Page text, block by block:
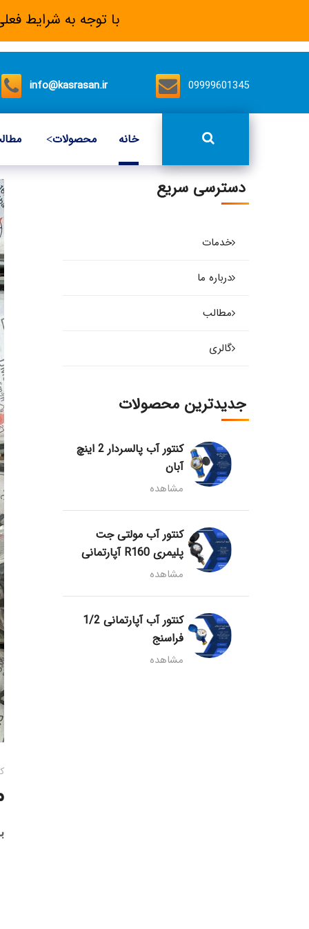
با توجه به شرایط
info@kasrasan.ir 09999601345
خانه محصولات
دسترسی سریع
خدمات
درباره ما
مطالب
گالری
جدیدترین محصولات
کنتور آب پالسردار 2 اینچ
آبان
مشاهده
کنتور آب مولتی جت
پلیمری R160 آپارتمانی
مشاهده
کنتور آب آپارتمانی 1/2
فراسنج
مشاهده